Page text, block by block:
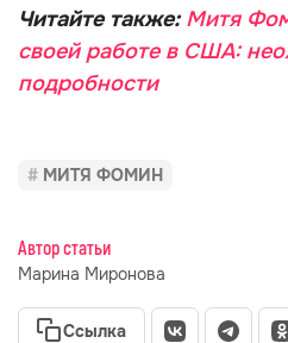
Читайте также: Митя
своей работе в США:
подробности
МИТЯ ФОМИН
Автор статьи
Марина Миронова
Ссылка